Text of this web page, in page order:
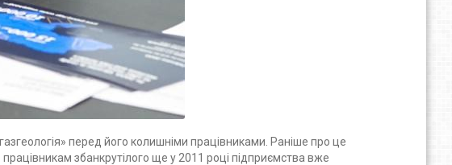
перед його колишніми працівниками. Раніше про це
збанкрутілого ще у 2011 році підприємства вже